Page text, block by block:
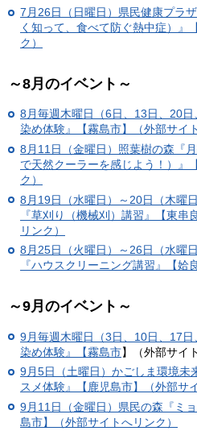
7月26日（日曜日）県民健康プラ
く知って、食べて防ぐ熱中症）』
ク）
～8月のイベント～
8月毎週木曜日（6日、13日、20
染め体験』【霧島市】（外部サイ
8月11日（金曜日）照葉樹の森『
で天然クーラーを感じよう！）』
ク）
8月19日（水曜日）～20日（木曜
『草刈り（機械刈）講習』【東
リンク）
8月25日（火曜日）～26日（水曜
『ハウスクリーニング講習』【姶
～9月のイベント～
9月毎週木曜日（3日、10日、17日
染め体験』【霧島市】（外部サイ
9月5日（土曜日）かごしま環境未
スメ体験』【鹿児島市】（外部サ
9月11日（金曜日）県民の森『ミ
島市】（外部サイトへリンク）